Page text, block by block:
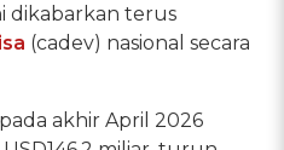
dikabarkan terus
(cadev) nasional secara
akhir April 2026